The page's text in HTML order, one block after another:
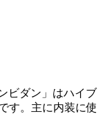
ビダン」はハイブ
す。主に内装に使